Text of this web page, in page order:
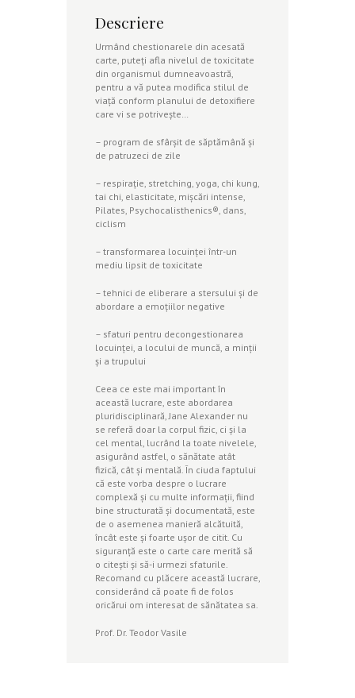
Descriere
Urmând chestionarele din acesată
carte, puteţi afla nivelul de toxicitate
din organismul dumneavoastră,
pentru a vă putea modifica stilul de
viaţă conform planului de detoxifiere
care vi se potriveşte…
– program de sfârşit de săptămână şi
de patruzeci de zile
– respiraţie, stretching, yoga, chi kung,
tai chi, elasticitate, mişcări intense,
Pilates, Psychocalisthenics®, dans,
ciclism
– transformarea locuinţei într-un
mediu lipsit de toxicitate
– tehnici de eliberare a stersului şi de
abordare a emoţiilor negative
– sfaturi pentru decongestionarea
locuinţei, a locului de muncă, a minţii
şi a trupului
Ceea ce este mai important în
această lucrare, este abordarea
pluridisciplinară, Jane Alexander nu
se referă doar la corpul fizic, ci și la
cel mental, lucrând la toate nivelele,
asigurând astfel, o sănătate atât
fizică, cât și mentală. În ciuda faptului
că este vorba despre o lucrare
complexă și cu multe informații, fiind
bine structurată și documentată, este
de o asemenea manieră alcătuită,
încât este și foarte ușor de citit. Cu
siguranță este o carte care merită să
o citești și să-i urmezi sfaturile.
Recomand cu plăcere această lucrare,
considerând că poate fi de folos
oricărui om interesat de sănătatea sa.
Prof. Dr. Teodor Vasile